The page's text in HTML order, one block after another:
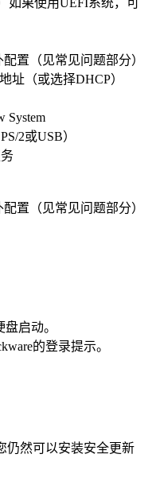
置（见常见问题部分）
址（或选择DHCP）
System
2或USB）
置（见常见问题部分）
启动。
的登录提示。
仍然可以安装安全更新